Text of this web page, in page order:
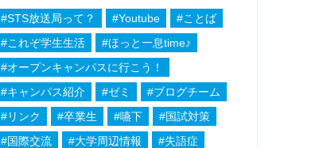
#STS放送局って？ #Youtube
#ことば
#これぞ学生生活
#ほっと一息time♪
#オープンキャンパスに行こう！
#キャンパス紹介
#ゼミ
#ブログチーム
#リンク
#卒業生 #嚥下
#国試対策
#国際交流
#大学周辺情報
#失語症